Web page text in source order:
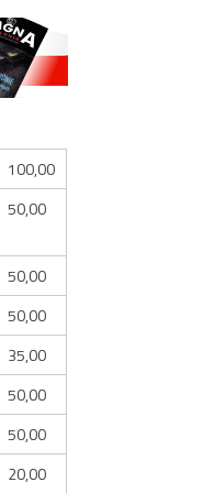
100,00
50,00
50,00
50,00
35,00
50,00
50,00
20,00